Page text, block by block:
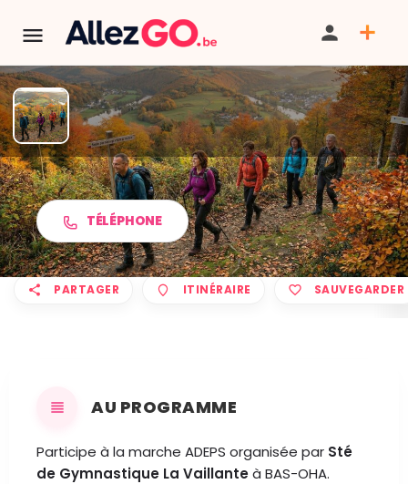
Marche ADEPS à BAS-OHA
TÉLÉPHONE
PARTAGER ITINÉRAIRE SAUVEGARDER
AU PROGRAMME
Participe à la marche ADEPS organisée par Sté
de Gymnastique La Vaillanteà BAS-OHA.